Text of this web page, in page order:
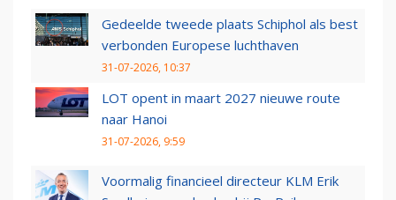
Gedeelde tweede plaats Schiphol als best
verbonden Europese luchthaven
31-07-2026, 10:37
LOT opent in maart 2027 nieuwe route
naar Hanoi
31-07-2026, 9:59
Voormalig financieel directeur KLM Erik